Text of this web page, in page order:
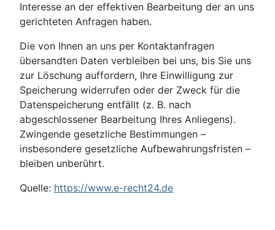
Interesse an der effektiven Bearbeitung der an uns
gerichteten Anfragen haben.
Die von Ihnen an uns per Kontaktanfragen
übersandten Daten verbleiben bei uns, bis Sie uns
zur Löschung auffordern, Ihre Einwilligung zur
Speicherung widerrufen oder der Zweck für die
Datenspeicherung entfällt (z. B. nach
abgeschlossener Bearbeitung Ihres Anliegens).
Zwingende gesetzliche Bestimmungen –
insbesondere gesetzliche Aufbewahrungsfristen –
bleiben unberührt.
Quelle: https://www.e-recht24.de